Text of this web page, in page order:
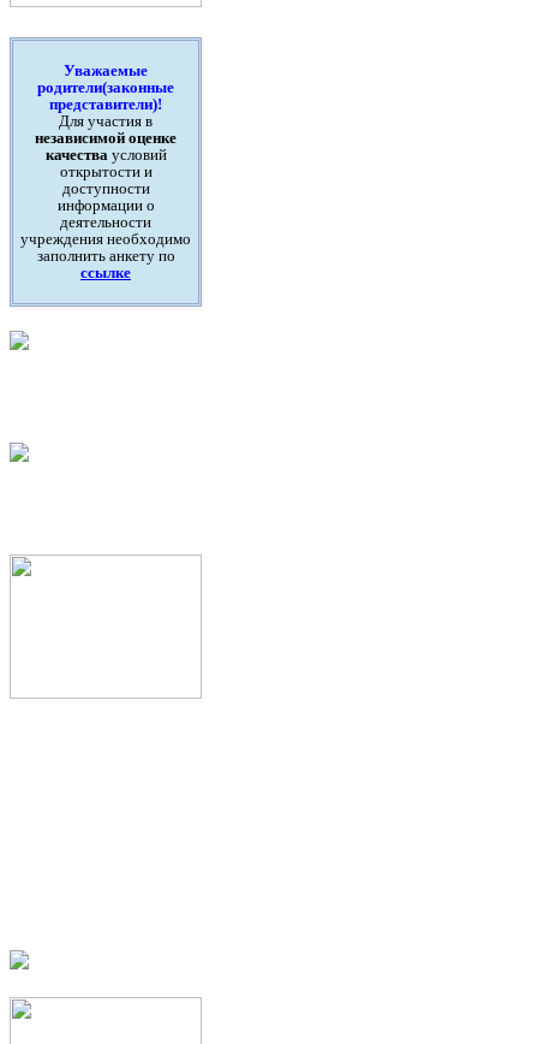
Уважаемые
родители(законные
представители)!
Для участия в
независимой оценке
качества условий
открытости и
доступности
информации о
деятельности
учреждения необходимо
заполнить анкету по
ссылке